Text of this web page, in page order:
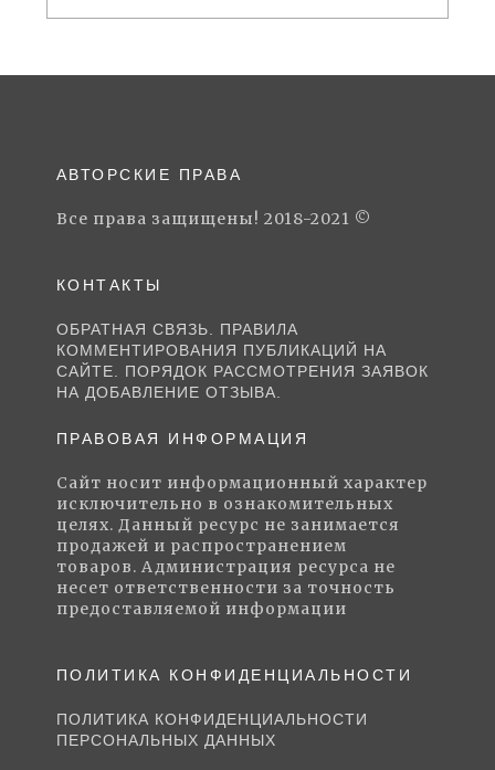
АВТОРСКИЕ ПРАВА
Все права защищены! 2018-2021 ©
КОНТАКТЫ
ОБРАТНАЯ СВЯЗЬ. ПРАВИЛА
КОММЕНТИРОВАНИЯ ПУБЛИКАЦИЙ НА
САЙТЕ. ПОРЯДОК РАССМОТРЕНИЯ ЗАЯВОК
НА ДОБАВЛЕНИЕ ОТЗЫВА.
ПРАВОВАЯ ИНФОРМАЦИЯ
Сайт носит информационный характер
исключительно в ознакомительных
целях. Данный ресурс не занимается
продажей и распространением
товаров. Администрация ресурса не
несет ответственности за точность
предоставляемой информации
ПОЛИТИКА КОНФИДЕНЦИАЛЬНОСТИ
ПОЛИТИКА КОНФИДЕНЦИАЛЬНОСТИ
ПЕРСОНАЛЬНЫХ ДАННЫХ